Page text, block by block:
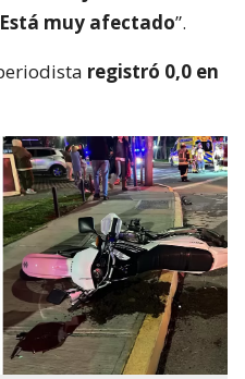
muy afectado”.
registró 0,0 en